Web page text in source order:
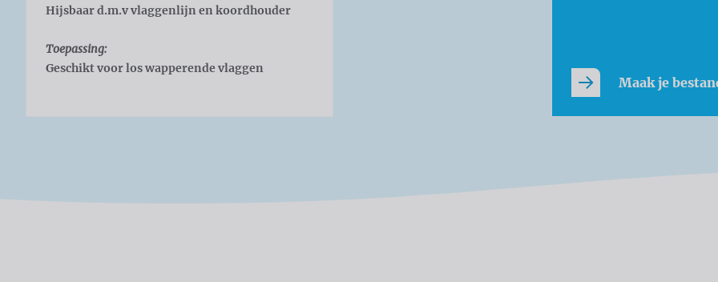
Hijsbaar d.m.v vlaggenlijn en koordhouder
Toepassing:
Geschikt voor los wapperende vlaggen
Maak je